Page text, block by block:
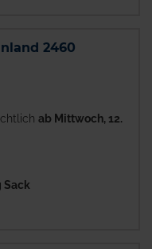
2460
ab Mittwoch, 12.
Sack